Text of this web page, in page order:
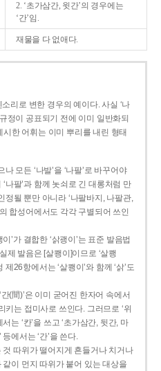
2. ‘초가삼간, 윗간’의 경우에는
‘간’임.
재물을 다 없애다.
리로 변한 경우의 예이다. 사실 ‘나
정이 공표되기 전에 이미 일반화되
한 어휘는 이미 뿌리를 내린 형태
모든 ‘나발’을 ‘나팔’로 바꾸어야
나팔’과 함께 놋쇠로 긴 대롱처럼 만
정될 뿐만 아니라 ‘나팔바지, 나팔관,
합성어에서도 각각 구별되어 쓰인
’가 결합한 ‘삵괭이’는 표준 발음법
제 발음은 [살쾡이]이므로 ‘살쾡
26항에서는 ‘살쾡이’와 함께 ‘삵’도
(間)’은 이미 굳어진 한자어 속에서
는 접미사로 쓰인다. 그러므로 ‘위
는 ‘칸’을 쓰고 ‘초가삼간, 뒷간, 마
에서는 ‘간’을 쓴다.
것 따위가 떨어지게 흔들거나 치거나
같이 먼지 따위가 붙어 있는 대상을